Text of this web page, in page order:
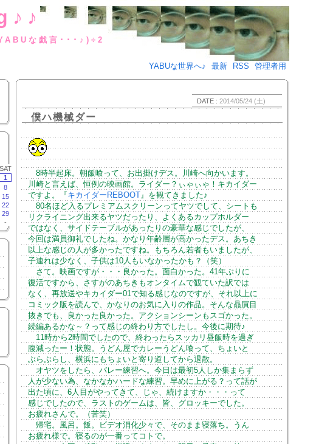
記帳♪＋YABUな戯言･･･♪)÷2
YABUな世界へ♪
最新 RSS 管理者用
SAT
1
8
15
22
29
-
DATE : 2014/05/24 (土)
僕ハ機械ダー
8時半起床。朝飯喰って、お出掛けデス。川崎へ向かいます。
川崎と言えば、恒例の映画館。ライダー？ぃゃぃゃ！キカイダー
ですよ。『キカイダーREBOOT』を観てきました♪
80名ほど入るプレミアムスクリーンってヤツでして、シートも
リクライニング出来るヤツだったり、よくあるカップホルダー
ではなく、サイドテーブルがあったりの豪華な感じでしたが、
今回は満員御礼でしたね。かなり年齢層が高かったデス。あちき
以上な感じの人が多かったですね。もちろん若者もいましたが、
子連れは少なく、子供は10人もいなかったかも？（笑）
さて。映画ですが・・・良かった。面白かった。41年ぶりに
復活ですから、さすがのあちきもオンタイムで観ていた訳では
なく、再放送やキカイダー01で知る感じなのですが、それ以上に
コミック版を読んで、かなりのお気に入りの作品。そんな贔屓目
抜きでも、良かった良かった。アクションシーンもスゴかった。
続編あるかな～？って感じの終わり方でしたし。今後に期待♪
11時から2時間でしたので、終わったらスッカリ昼飯時を過ぎ
腹減ったー！状態。うどん屋でカレーうどん喰って、ちょいと
ぶらぶらし、横浜にもちょいと寄り道してから退散。
オヤツをしたら、バレー練習へ。今日は最初5人しか集まらず
人が少ない為、なかなかハードな練習。早めに上がる？って話が
出た頃に、6人目がやってきて、じゃ、続けますか・・・って
感じでしたので、ラストのゲームは、皆、グロッキーでした。
お疲れさんで。（苦笑）
帰宅。風呂。飯。ビデオ消化少々で、そのまま寝落ち。うん
お疲れ様で。寝るのが一番ってコトで。